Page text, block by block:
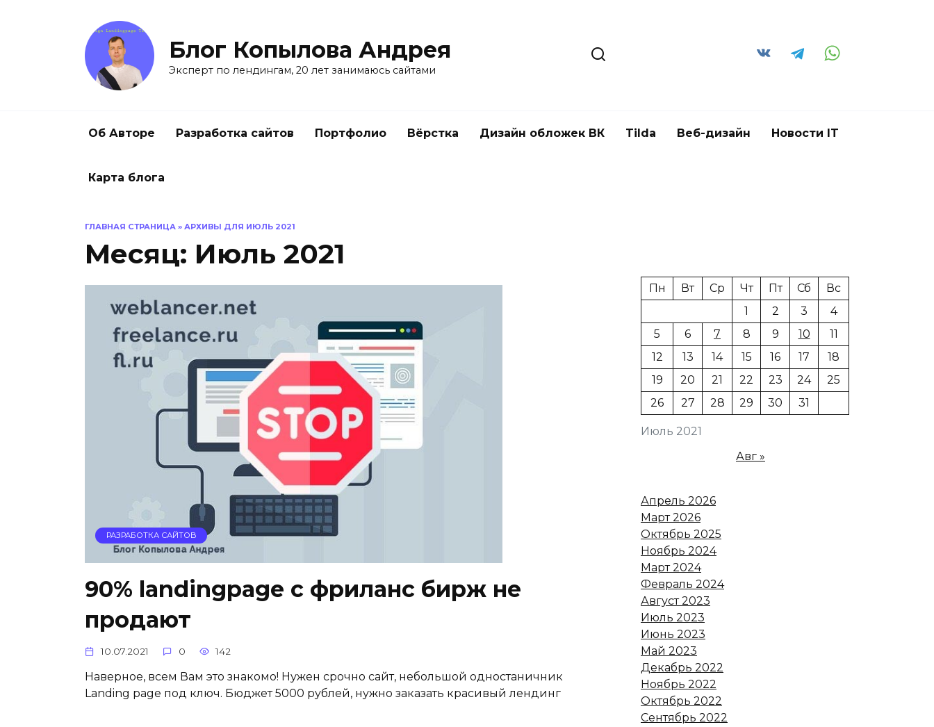
Блог Копылова Андрея
Эксперт по лендингам, 20 лет занимаюсь сайтами
Об Авторе Разработка сайтов Портфолио Вёрстка Дизайн обложек ВК Tilda Веб-дизайн Новости IT
Карта блога
ГЛАВНАЯ СТРАНИЦА » АРХИВЫ ДЛЯ ИЮЛЬ 2021
Месяц: Июль 2021
РАЗРАБОТКА САЙТОВ
90% landingpage c фриланс бирж не
продают
10.07.2021 0 142
Наверное, всем Вам это знакомо! Нужен срочно сайт, небольшой одностаничник
Landing page под ключ. Бюджет 5000 рублей, нужно заказать красивый лендинг
Июль 2021
Пн Вт Ср Чт Пт Сб
Вс
1
2 3
4
5
6 7 8 9 10
11
12
13 14 15 16 17
18
19
20 21 22 23 24
25
26
27 28 29 30 31
Авг »
Апрель 2026
Март 2026
Октябрь 2025
Ноябрь 2024
Март 2024
Февраль 2024
Август 2023
Июль 2023
Июнь 2023
Май 2023
Декабрь 2022
Ноябрь 2022
Октябрь 2022
Сентябрь 2022